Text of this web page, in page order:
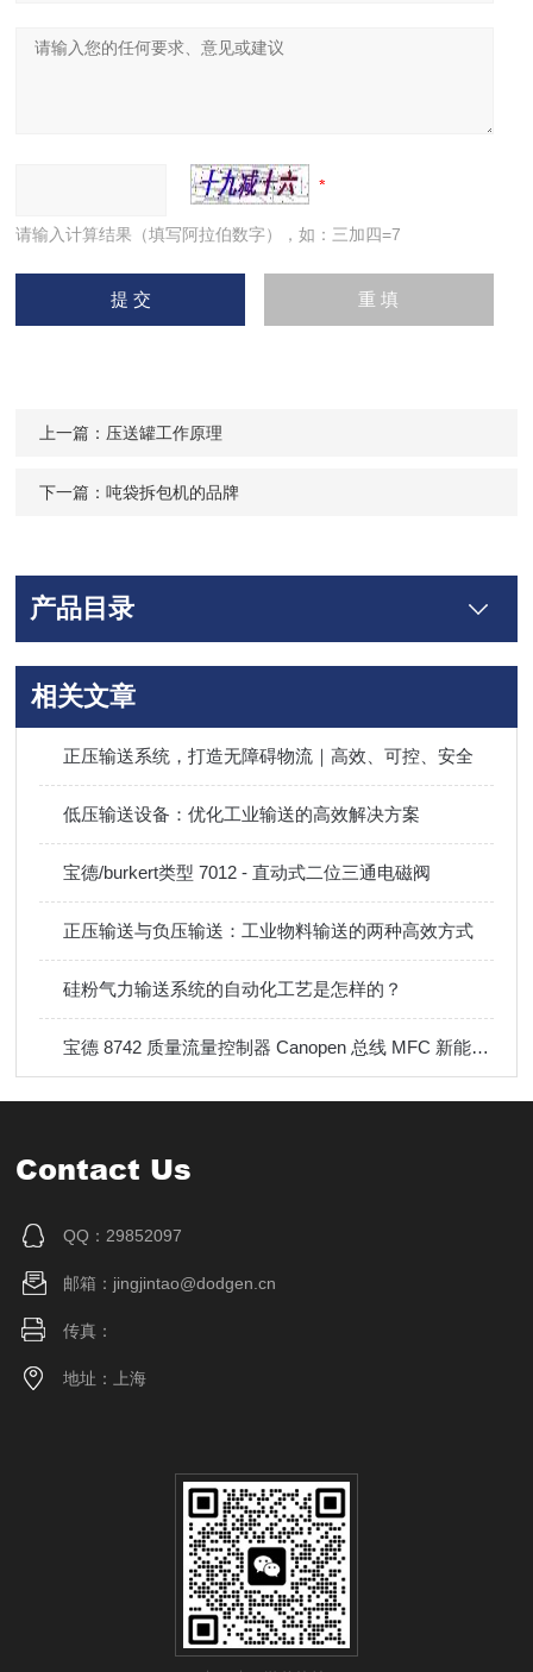
请输入计算结果（填写阿拉伯数字），如：三加四=7
上一篇： 压送罐工作原理
下一篇：吨袋拆包机的品牌
产品目录
相关文章
正压输送系统，打造无障碍物流｜高效、可控、安全
低压输送设备：优化工业输送的高效解决方案
宝德/burkert类型 7012 - 直动式二位三通电磁阀
正压输送与负压输送：工业物料输送的两种高效方式
硅粉气力输送系统的自动化工艺是怎样的？
宝德 8742 质量流量控制器 Canopen 总线 MFC 新能源燃料电池测试专用流量计
Contact Us
QQ：29852097
邮箱：jingjintao@dodgen.cn
传真：
地址：上海